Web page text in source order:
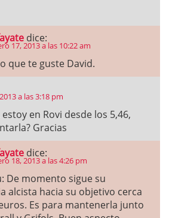
dice:
17, 2013 a las 10:22 am
que te guste David.
a las 3:18 pm
estoy en Rovi desde los 5,46,
Gracias
dice:
18, 2013 a las 4:26 pm
De momento sigue su
alcista hacia su objetivo cerca
Es para mantenerla junto